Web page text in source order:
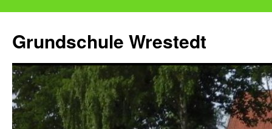
springen
Grundschule Wrestedt